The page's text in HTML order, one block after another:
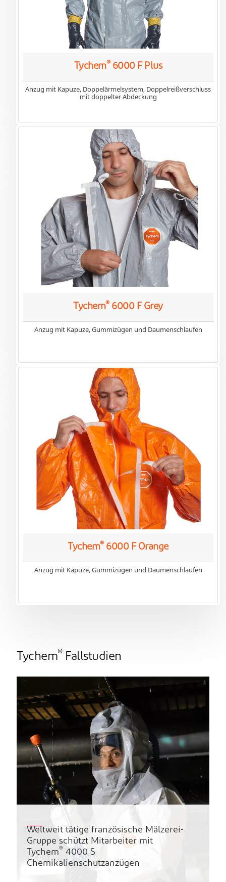
Tychem®6000 F Plus
Anzug mit Kapuze, Doppelärmelsystem, Doppelreißverschluss
mit doppelter Abdeckung
Tychem®6000 F Grey
Anzug mit Kapuze, Gummizügen und Daumenschlaufen
Tychem®6000 F Orange
Anzug mit Kapuze, Gummizügen und Daumenschlaufen
Tychem® Fallstudien
Weltweit tätige französische Mälzerei-
Gruppe schützt Mitarbeiter mit
Tychem® 4000 S
Chemikalienschutzanzügen